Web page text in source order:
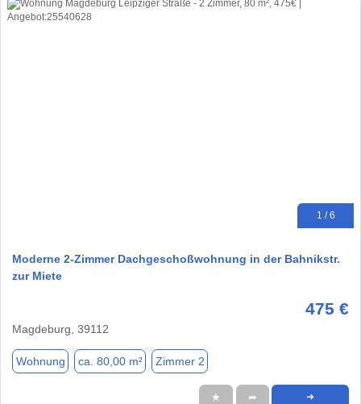
1 / 6
Moderne 2-Zimmer Dachgeschoßwohnung in der Bahnikstr.
zur Miete
475 €
Magdeburg, 39112
Wohnung ca. 80,00 m² Zimmer 2
★ ➦ ➜